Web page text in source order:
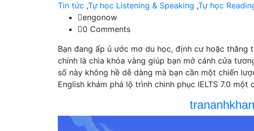
Tin tức ,Tự học Listening & Speaking ,Tự học
engonow
0 Comments
Bạn đang ấp ủ ước mơ du học, định cư hoặc thăng
chính là chìa khóa vàng giúp bạn mở cánh cửa
số này không hề dễ dàng mà bạn cần một chiến
English khám phá lộ trình chinh phục IELTS 7.0 một